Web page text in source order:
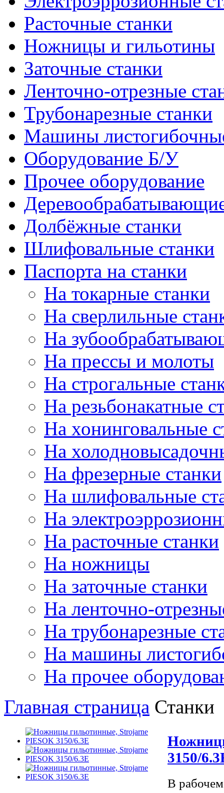
Расточные станки
Ножницы и гильотины
Заточные станки
Ленточно-отрезные
Трубонарезные станки
Машины
Оборудование Б/У
Прочее оборудование
Долбёжные станки
Шлифовальные станки
Паспорта на станки
На токарные станки
На сверлильные
На
На прессы и молоты
На строгальные
На резьбонакатные
На хонинговальные
На
На фрезерные станки
На шлифовальные
На
На расточные станки
На ножницы
На заточные станки
На ленточно-
На трубонарезные
На машины
На прочее
Главная страница Станки
3150/
В